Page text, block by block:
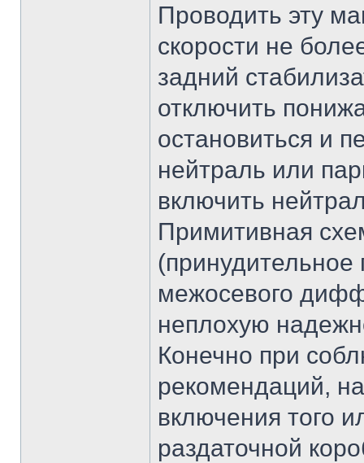
Проводить эту
скорости не
задний
отключить
остановиться и
нейтраль или
включить
Примитивная
(принудительное
межосевого
неплохую
Конечно при
рекомендаций,
включения того
раздаточной